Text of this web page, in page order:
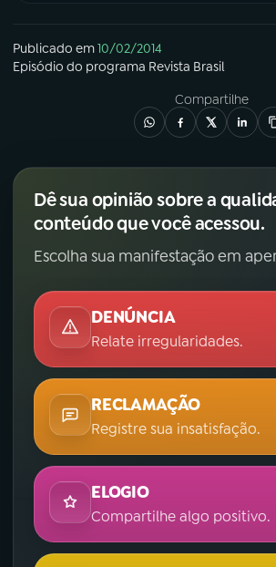
TikTok
Publicado em10/02/2014
Episódio do programa Revista Brasil
Compartilhe
Dê sua opinião sobre a
conteúdo que você acessou.
Escolha sua manifestação em
DENÚNCIA
Relate irregularidades.
RECLAMAÇÃO
Registre sua insatisfação.
ELOGIO
Compartilhe algo positivo.